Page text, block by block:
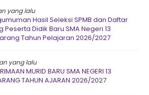
yang lalu
Hasil Seleksi SPMB dan Daftar
Peserta Didik Baru SMA Negeri 13
Tahun Pelajaran 2026/2027
yang lalu
MURID BARU SMA NEGERI 13
TAHUN AJARAN 2026/2027